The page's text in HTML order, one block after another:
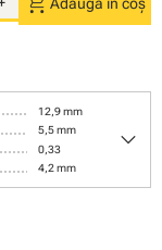
Adaugă în coș
12,9 mm
5,5 mm
0,33
4,2 mm
keyboard_arrow_down